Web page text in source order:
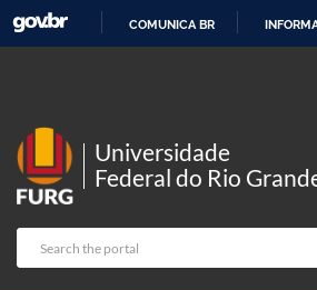
COMUNICA BR
Universidade
Federal do Rio